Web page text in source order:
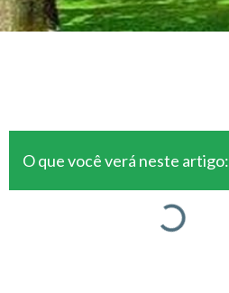
O que você verá neste artigo: